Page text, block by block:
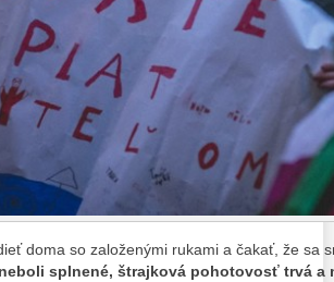
doma so založenými rukami a čakať, že sa
splnené, štrajková pohotovosť trvá a